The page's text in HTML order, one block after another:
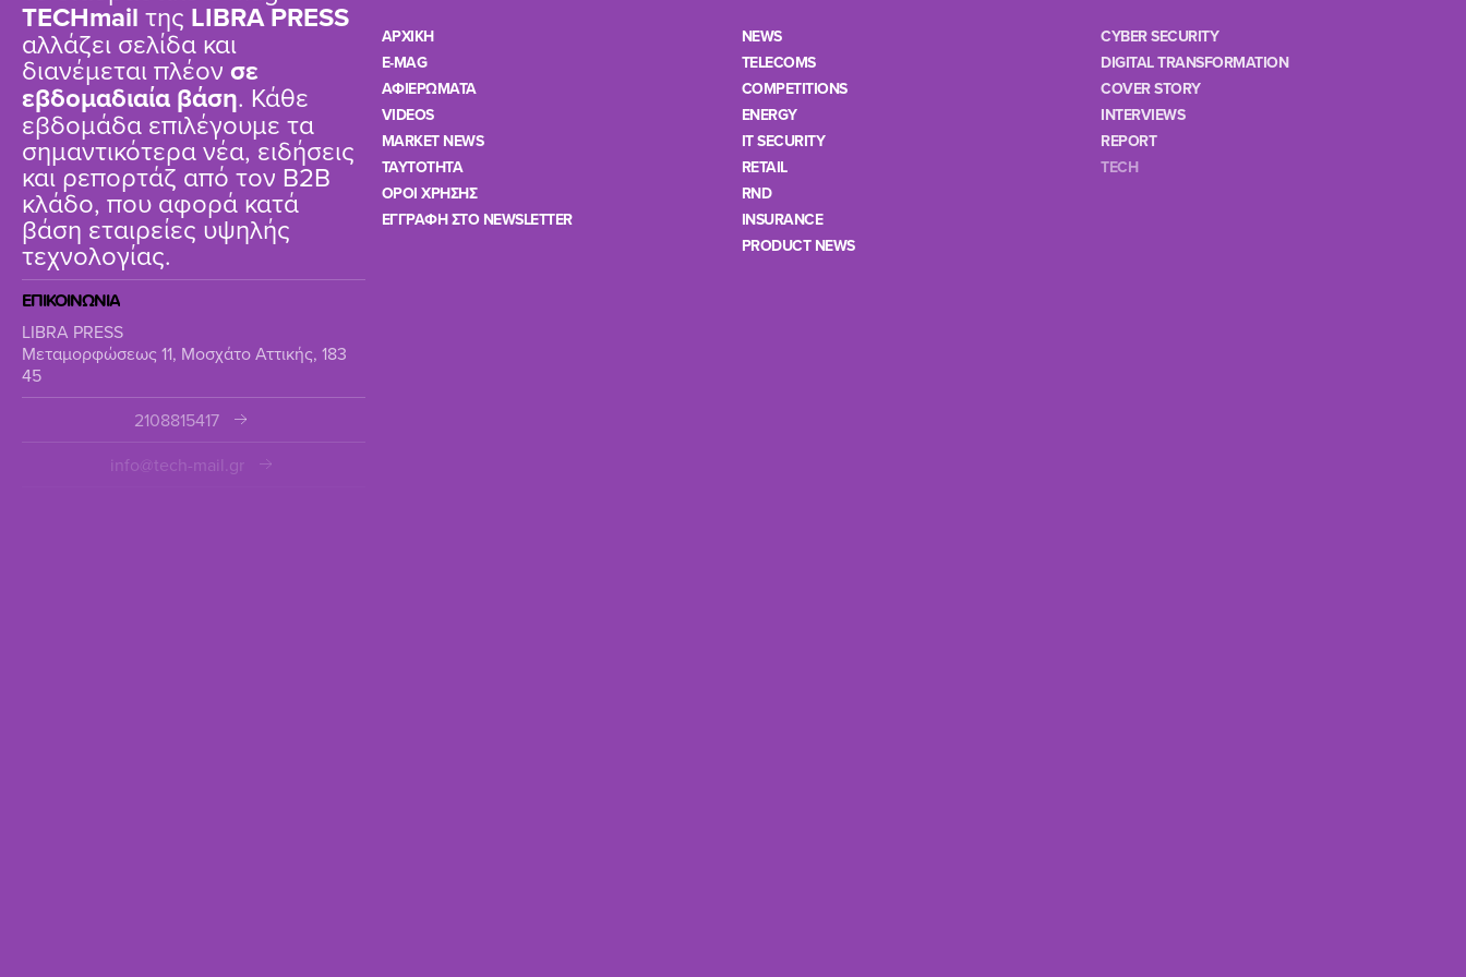
TΕCHmail της LIBRA PRESS
αλλάζει σελίδα και
διανέμεται πλέον σε
εβδομαδιαία βάση. Κάθε
εβδομάδα επιλέγουμε τα
σημαντικότερα νέα, ειδήσεις
και ρεπορτάζ από τον B2B
κλάδο, που αφορά κατά
βάση εταιρείες υψηλής
τεχνολογίας.
ΕΠΙΚΟΙΝΩΝΙΑ
LIBRA PRESS
Μεταμορφώσεως 11, Μοσχάτο Αττικής, 183
45
2108815417
info@tech-mail.gr
ΑΡΧΙΚΗ
E-MAG
ΑΦΙΕΡΩΜΑΤΑ
VIDEOS
MARKET NEWS
TAYTOTHTA
ΟΡΟΙ ΧΡΗΣΗΣ
ΕΓΓΡΑΦΗ ΣΤΟ NEWSLETTER
NEWS
TELECOMS
COMPETITIONS
ENERGY
IT SECURITY
RETAIL
RND
INSURANCE
PRODUCT NEWS
CYBER SECURITY
DIGITAL TRANSFORMATION
COVER STORY
INTERVIEWS
REPORT
TECH